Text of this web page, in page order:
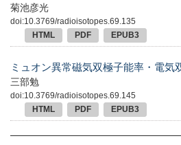
菊池彦光
doi:10.3769/radioisotopes.69.135
HTML
PDF EPUB3
ミュオン異常磁気双極子能率・電気
三部勉
doi:10.3769/radioisotopes.69.145
HTML
PDF EPUB3